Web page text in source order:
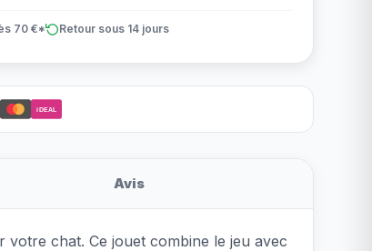
70 €* Retour sous 14 jours
iDEAL
Avis
chat. Ce jouet combine le jeu avec